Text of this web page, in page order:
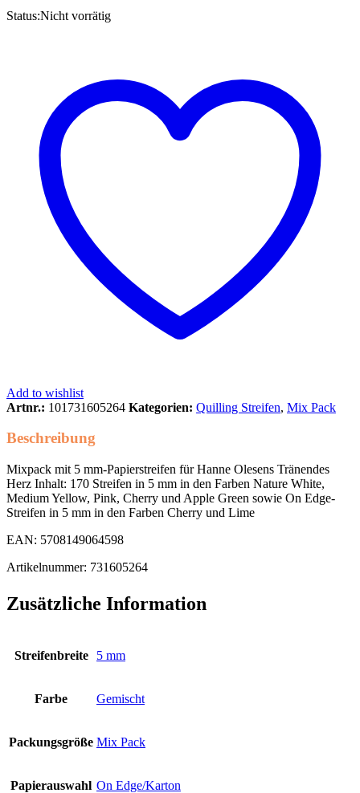
Status:Nicht vorrätig
Add to wishlist
Artnr.: 101731605264 Kategorien: Quilling Streifen, Mix Pack
Beschreibung
Mixpack mit 5 mm-Papierstreifen für Hanne Olesens Tränendes
Herz Inhalt: 170 Streifen in 5 mm in den Farben Nature White,
Medium Yellow, Pink, Cherry und Apple Green sowie On Edge-
Streifen in 5 mm in den Farben Cherry und Lime
EAN: 5708149064598
Artikelnummer: 731605264
Zusätzliche Information
Streifenbreite 5 mm
Farbe Gemischt
Packungsgröße Mix Pack
Papierauswahl On Edge/Karton